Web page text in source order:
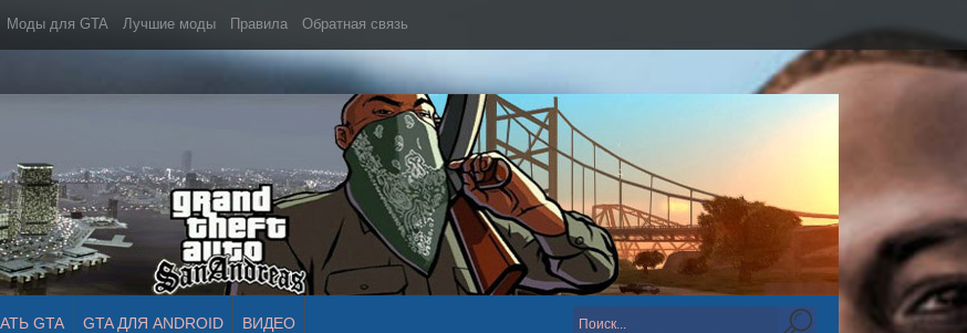
Моды для GTA Лучшие моды Правила Обратная связь
GTA GTA ДЛЯ ANDROID ВИДЕО